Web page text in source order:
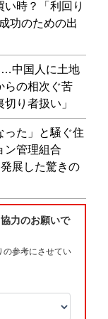
時？「利回り
功のための出
…中国人に土地
らの相次ぐ苦
り者扱い」
った」と騒ぐ住
ン管理組合
展した驚きの